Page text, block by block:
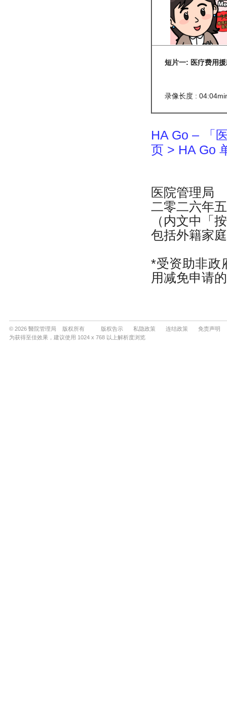
© 2026 醫院管理局 版权所有 版权告示 私隐政策 连结政策
免责声明
为获得至佳效果，建议使用 1024 x 768 以上解析度浏览